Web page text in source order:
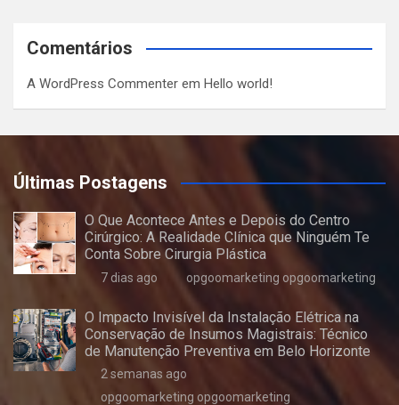
Comentários
A WordPress Commenter em Hello world!
Últimas Postagens
O Que Acontece Antes e Depois do Centro
Cirúrgico: A Realidade Clínica que Ninguém Te
Conta Sobre Cirurgia Plástica
7 dias ago opgoomarketing opgoomarketing
O Impacto Invisível da Instalação Elétrica na
Conservação de Insumos Magistrais: Técnico
de Manutenção Preventiva em Belo Horizonte
2 semanas ago
opgoomarketing opgoomarketing